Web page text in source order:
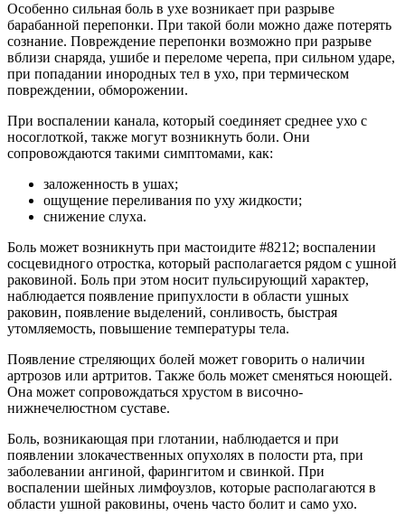
Особенно сильная боль в ухе возникает при разрыве
барабанной перепонки. При такой боли можно даже потерять
сознание. Повреждение перепонки возможно при разрыве
вблизи снаряда, ушибе и переломе черепа, при сильном ударе,
при попадании инородных тел в ухо, при термическом
повреждении, обморожении.
При воспалении канала, который соединяет среднее ухо с
носоглоткой, также могут возникнуть боли. Они
сопровождаются такими симптомами, как:
заложенность в ушах;
ощущение переливания по уху жидкости;
снижение слуха.
Боль может возникнуть при мастоидите #8212; воспалении
сосцевидного отростка, который располагается рядом с ушной
раковиной. Боль при этом носит пульсирующий характер,
наблюдается появление припухлости в области ушных
раковин, появление выделений, сонливость, быстрая
утомляемость, повышение температуры тела.
Появление стреляющих болей может говорить о наличии
артрозов или артритов. Также боль может сменяться ноющей.
Она может сопровождаться хрустом в височно-
нижнечелюстном суставе.
Боль, возникающая при глотании, наблюдается и при
появлении злокачественных опухолях в полости рта, при
заболевании ангиной, фарингитом и свинкой. При
воспалении шейных лимфоузлов, которые располагаются в
области ушной раковины, очень часто болит и само ухо.